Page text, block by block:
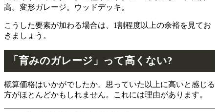
高。変形ガレージ。ウッドデッキ。
こうした要素が加わる場合は、1割程度以上の余裕を見てお
きましょう。
「育みのガレージ」って高くない?
概算価格はいかがでしたか。思っていた以上に高いと感じる
方がほとんどかもしれません。これには理由があります。